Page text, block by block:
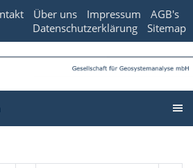
Über uns Impressum
AGB's
Datenschutzerklärung
Sitemap